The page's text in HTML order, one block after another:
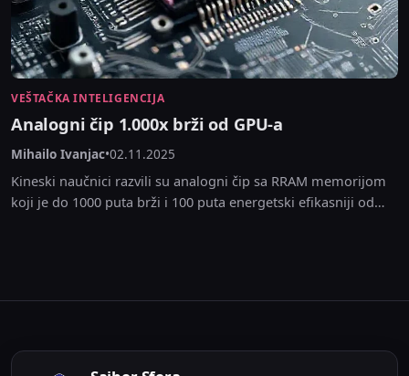
VEŠTAČKA INTELIGENCIJA
Analogni čip 1.000x brži od GPU-a
Mihailo Ivanjac•02.11.2025
Kineski naučnici razvili su analogni čip sa RRAM memorijom
koji je do 1000 puta brži i 100 puta energetski efikasniji od